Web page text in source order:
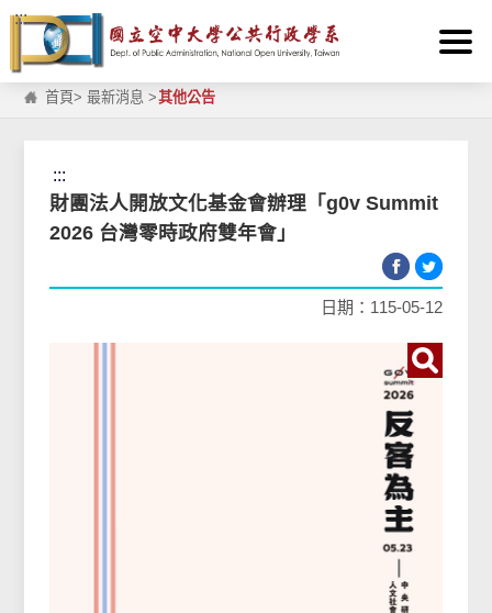
跳到主要內容區塊
:::
首頁>最新消息 >其他公告
:::
財團法人開放文化基金會辦理「g0v Summit
2026 台灣零時政府雙年會」
日期：115-05-12